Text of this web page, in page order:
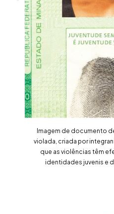
Imagem de documento
violada, criada por
que as violências têm
identidades juvenis e